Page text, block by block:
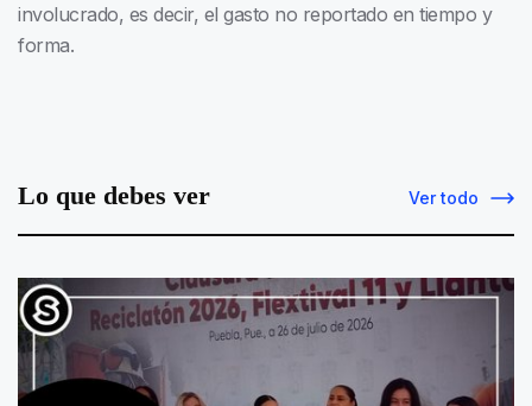
involucrado, es decir, el gasto no reportado en tiempo y
forma.
Lo que debes ver Ver todo